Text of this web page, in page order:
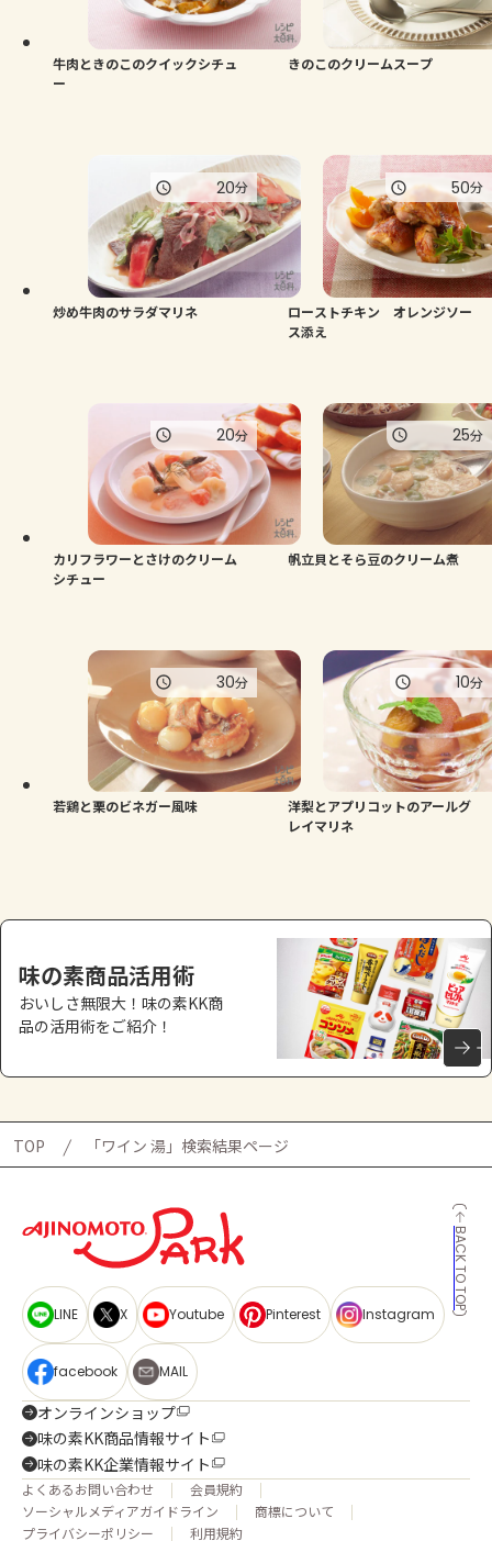
牛肉ときのこのクイックシチュ
ー
きのこのクリームスープ
炒め牛肉のサラダマリネ
20分
ローストチキン オレンジソー
ス添え
50分
カリフラワーとさけのクリーム
シチュー
20分
帆立貝とそら豆のクリーム煮
25分
若鶏と栗のビネガー風味
30分
洋梨とアプリコットのアールグ
レイマリネ
10分
味の素商品活用術
おいしさ無限大！味の素KK商
品の活用術をご紹介！
TOP 「ワイン 湯」検索結果ページ
BACK TO TOP
LINE X Youtube Pinterest Instagram
facebook MAIL
オンラインショップ
味の素KK商品情報サイト
味の素KK企業情報サイト
よくあるお問い合わせ
会員規約
ソーシャルメディアガイドライン
商標について
プライバシーポリシー
利用規約